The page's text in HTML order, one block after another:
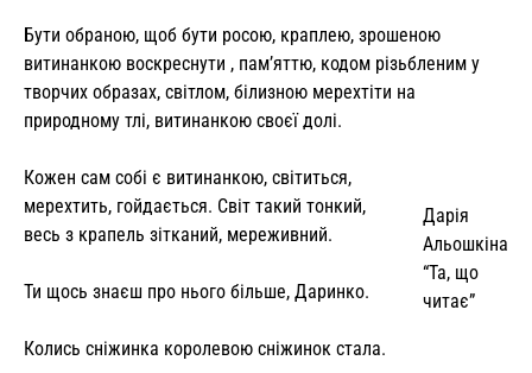
Бути обраною, щоб бути росою, краплею, зрошеною
витинанкою воскреснути , пам’яттю, кодом різьбленим у
творчих образах, світлом, білизною мерехтіти на
природному тлі, витинанкою своєї долі.
Дарія
Альошкіна
“Та, що
читає”
Кожен сам собі є витинанкою, світиться,
мерехтить, гойдається. Світ такий тонкий,
весь з крапель зітканий, мереживний.
Ти щось знаєш про нього більше, Даринко.
Колись сніжинка королевою сніжинок стала.